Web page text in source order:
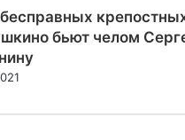
бьют челом